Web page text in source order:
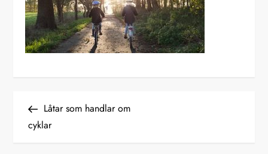
I
Previous
Post
Låtar som handlar om
cyklar